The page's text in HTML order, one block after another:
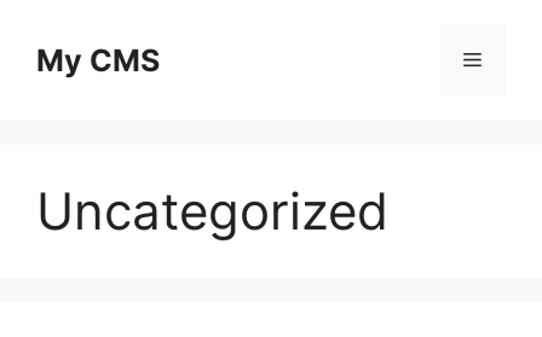
contentMy CMS Menu
Uncategorized